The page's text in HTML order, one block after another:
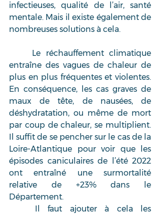
infectieuses, qualité de l’air, santé
mentale. Mais il existe également de
nombreuses solutions à cela.
entraîne des vagues de chaleur de
plus en plus fréquentes et violentes.
En conséquence, les cas graves de
maux de tête, de nausées, de
déshydratation, ou même de mort
par coup de chaleur, se multiplient.
Il suffit de se pencher sur le cas de la
Loire-Atlantique pour voir que les
épisodes caniculaires de l’été 2022
ont entraîné une surmortalité
relative de +23% dans le
Département.